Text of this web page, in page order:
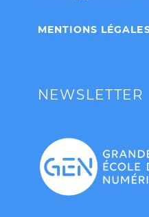
MENTIONS
NEWSLETTER